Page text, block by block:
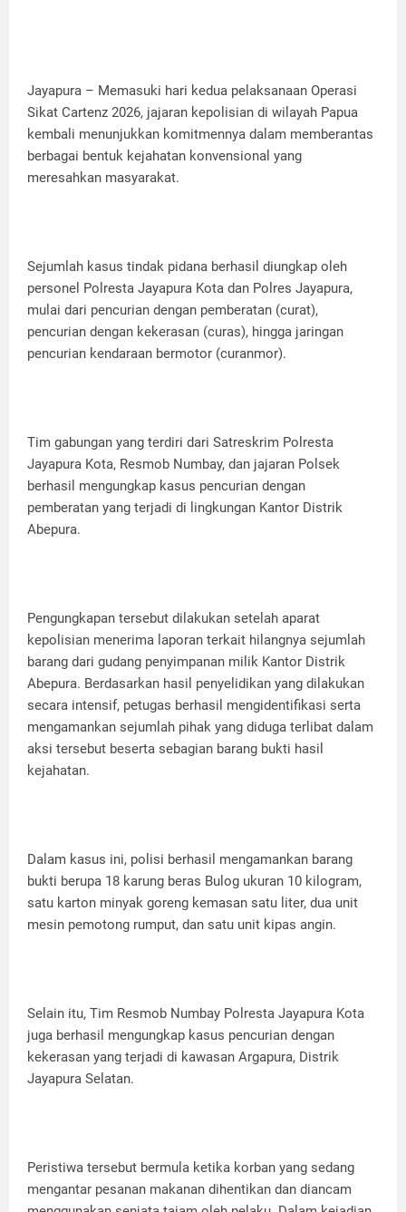
Jayapura – Memasuki hari kedua pelaksanaan Operasi
Sikat Cartenz 2026, jajaran kepolisian di wilayah Papua
kembali menunjukkan komitmennya dalam memberantas
berbagai bentuk kejahatan konvensional yang
meresahkan masyarakat.
Sejumlah kasus tindak pidana berhasil diungkap oleh
personel Polresta Jayapura Kota dan Polres Jayapura,
mulai dari pencurian dengan pemberatan (curat),
pencurian dengan kekerasan (curas), hingga jaringan
pencurian kendaraan bermotor (curanmor).
Tim gabungan yang terdiri dari Satreskrim Polresta
Jayapura Kota, Resmob Numbay, dan jajaran Polsek
berhasil mengungkap kasus pencurian dengan
pemberatan yang terjadi di lingkungan Kantor Distrik
Abepura.
Pengungkapan tersebut dilakukan setelah aparat
kepolisian menerima laporan terkait hilangnya sejumlah
barang dari gudang penyimpanan milik Kantor Distrik
Abepura. Berdasarkan hasil penyelidikan yang dilakukan
secara intensif, petugas berhasil mengidentifikasi serta
mengamankan sejumlah pihak yang diduga terlibat dalam
aksi tersebut beserta sebagian barang bukti hasil
kejahatan.
Dalam kasus ini, polisi berhasil mengamankan barang
bukti berupa 18 karung beras Bulog ukuran 10 kilogram,
satu karton minyak goreng kemasan satu liter, dua unit
mesin pemotong rumput, dan satu unit kipas angin.
Selain itu, Tim Resmob Numbay Polresta Jayapura Kota
juga berhasil mengungkap kasus pencurian dengan
kekerasan yang terjadi di kawasan Argapura, Distrik
Jayapura Selatan.
Peristiwa tersebut bermula ketika korban yang sedang
mengantar pesanan makanan dihentikan dan diancam